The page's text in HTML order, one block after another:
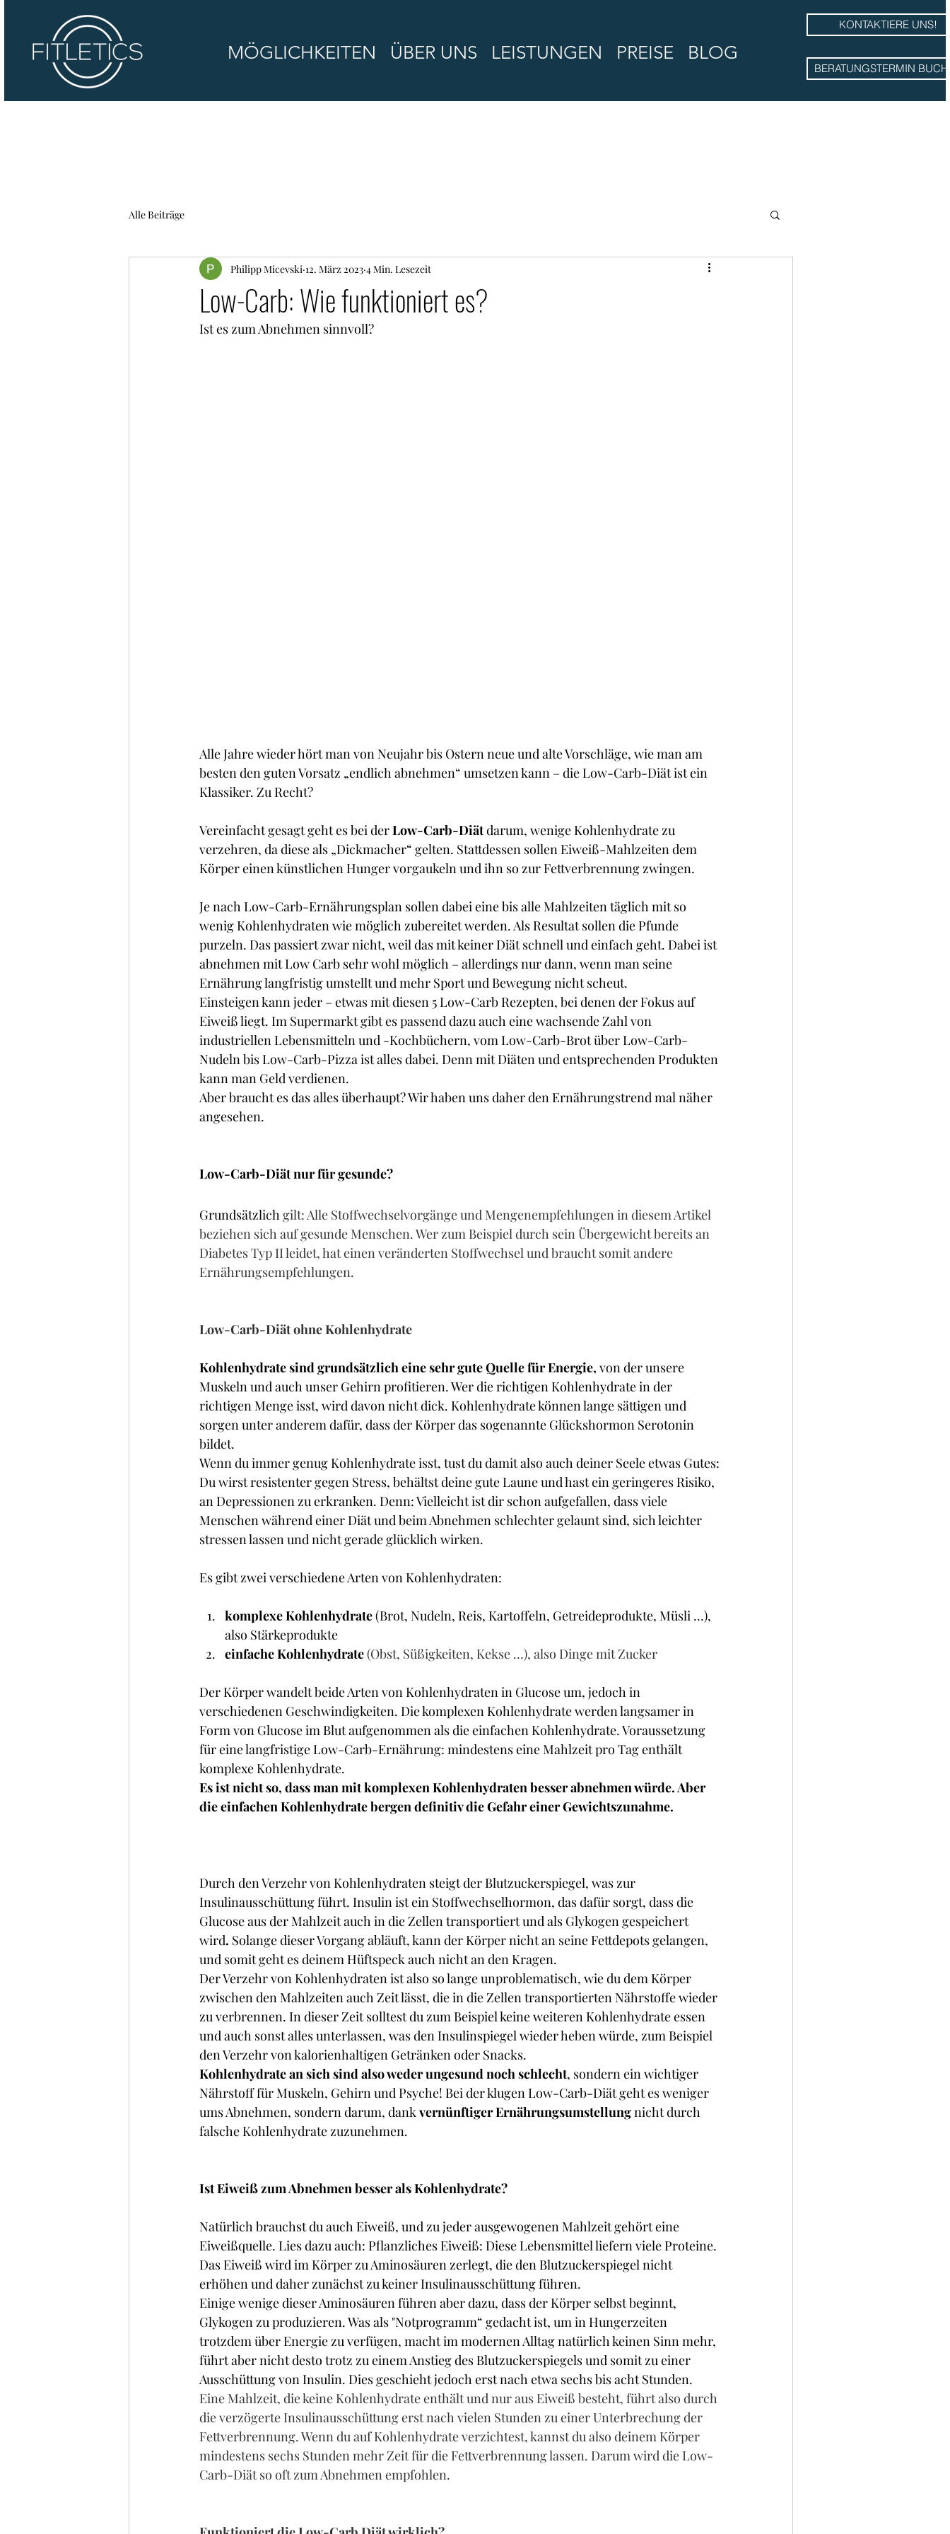
MÖGLICHKEITEN ÜBER UNS LEISTUNGEN PREISE BLOG
KONTAKTIERE UNS!
BERATUNGSTERMIN
Alle Beiträge
Low-Carb: Wie funktioniert es?
Philipp Micevski 12. März 2023 4 Min. Lesezeit
Ist es zum Abnehmen sinnvoll?
Alle Jahre wieder hört man von Neujahr bis Ostern neue und alte Vorschläge, wie man am
besten den guten Vorsatz „endlich abnehmen“ umsetzen kann – die Low-Carb-Diät ist ein
Klassiker. Zu Recht?
Vereinfacht gesagt geht es bei der Low-Carb-Diät darum, wenige Kohlenhydrate zu
verzehren, da diese als „Dickmacher“ gelten. Stattdessen sollen Eiweiß-Mahlzeiten dem
Körper einen künstlichen Hunger vorgaukeln und ihn so zur Fettverbrennung zwingen.
Je nach Low-Carb-Ernährungsplan sollen dabei eine bis alle Mahlzeiten täglich mit so
wenig Kohlenhydraten wie möglich zubereitet werden. Als Resultat sollen die Pfunde
purzeln. Das passiert zwar nicht, weil das mit keiner Diät schnell und einfach geht. Dabei ist
abnehmen mit Low Carb sehr wohl möglich – allerdings nur dann, wenn man seine
Ernährung langfristig umstellt und mehr Sport und Bewegung nicht scheut.
Einsteigen kann jeder – etwas mit diesen 5 Low-Carb Rezepten, bei denen der Fokus auf
Eiweiß liegt. Im Supermarkt gibt es passend dazu auch eine wachsende Zahl von
industriellen Lebensmitteln und -Kochbüchern, vom Low-Carb-Brot über Low-Carb-
Nudeln bis Low-Carb-Pizza ist alles dabei. Denn mit Diäten und entsprechenden Produkten
kann man Geld verdienen.
Aber braucht es das alles überhaupt? Wir haben uns daher den Ernährungstrend mal näher
angesehen.
Low-Carb-Diät nur für gesunde?
Grundsätzlich gilt: Alle Stoffwechselvorgänge und Mengenempfehlungen in diesem Artikel
beziehen sich auf gesunde Menschen. Wer zum Beispiel durch sein Übergewicht bereits an
Diabetes Typ II leidet, hat einen veränderten Stoffwechsel und braucht somit andere
Ernährungsempfehlungen.
Low-Carb-Diät ohne Kohlenhydrate
Kohlenhydrate sind grundsätzlich eine sehr gute Quelle für Energie, von der unsere
Muskeln und auch unser Gehirn profitieren. Wer die richtigen Kohlenhydrate in der
richtigen Menge isst, wird davon nicht dick. Kohlenhydrate können lange sättigen und
sorgen unter anderem dafür, dass der Körper das sogenannte Glückshormon Serotonin
bildet.
Wenn du immer genug Kohlenhydrate isst, tust du damit also auch deiner Seele etwas Gutes:
Du wirst resistenter gegen Stress, behältst deine gute Laune und hast ein geringeres Risiko,
an Depressionen zu erkranken. Denn: Vielleicht ist dir schon aufgefallen, dass viele
Menschen während einer Diät und beim Abnehmen schlechter gelaunt sind, sich leichter
stressen lassen und nicht gerade glücklich wirken.
Es gibt zwei verschiedene Arten von Kohlenhydraten:
komplexe Kohlenhydrate (Brot, Nudeln, Reis, Kartoffeln, Getreideprodukte, Müsli …),
also Stärkeprodukte
einfache Kohlenhydrate (Obst, Süßigkeiten, Kekse …), also Dinge mit Zucker
Der Körper wandelt beide Arten von Kohlenhydraten in Glucose um, jedoch in
verschiedenen Geschwindigkeiten. Die komplexen Kohlenhydrate werden langsamer in
Form von Glucose im Blut aufgenommen als die einfachen Kohlenhydrate. Voraussetzung
für eine langfristige Low-Carb-Ernährung: mindestens eine Mahlzeit pro Tag enthält
komplexe Kohlenhydrate.
Es ist nicht so, dass man mit komplexen Kohlenhydraten besser abnehmen würde. Aber
die einfachen Kohlenhydrate bergen definitiv die Gefahr einer Gewichtszunahme.
Durch den Verzehr von Kohlenhydraten steigt der Blutzuckerspiegel, was zur
Insulinausschüttung führt. Insulin ist ein Stoffwechselhormon, das dafür sorgt, dass die
Glucose aus der Mahlzeit auch in die Zellen transportiert und als Glykogen gespeichert
wird. Solange dieser Vorgang abläuft, kann der Körper nicht an seine Fettdepots gelangen,
und somit geht es deinem Hüftspeck auch nicht an den Kragen.
Der Verzehr von Kohlenhydraten ist also so lange unproblematisch, wie du dem Körper
zwischen den Mahlzeiten auch Zeit lässt, die in die Zellen transportierten Nährstoffe wieder
zu verbrennen. In dieser Zeit solltest du zum Beispiel keine weiteren Kohlenhydrate essen
und auch sonst alles unterlassen, was den Insulinspiegel wieder heben würde, zum Beispiel
den Verzehr von kalorienhaltigen Getränken oder Snacks.
Kohlenhydrate an sich sind also weder ungesund noch schlecht, sondern ein wichtiger
Nährstoff für Muskeln, Gehirn und Psyche! Bei der klugen Low-Carb-Diät geht es weniger
ums Abnehmen, sondern darum, dank vernünftiger Ernährungsumstellung nicht durch
falsche Kohlenhydrate zuzunehmen.
Ist Eiweiß zum Abnehmen besser als Kohlenhydrate?
Natürlich brauchst du auch Eiweiß, und zu jeder ausgewogenen Mahlzeit gehört eine
Eiweißquelle. Lies dazu auch: Pflanzliches Eiweiß: Diese Lebensmittel liefern viele Proteine.
Das Eiweiß wird im Körper zu Aminosäuren zerlegt, die den Blutzuckerspiegel nicht
erhöhen und daher zunächst zu keiner Insulinausschüttung führen.
Einige wenige dieser Aminosäuren führen aber dazu, dass der Körper selbst beginnt,
Glykogen zu produzieren. Was als "Notprogramm“ gedacht ist, um in Hungerzeiten
trotzdem über Energie zu verfügen, macht im modernen Alltag natürlich keinen Sinn mehr,
führt aber nicht desto trotz zu einem Anstieg des Blutzuckerspiegels und somit zu einer
Ausschüttung von Insulin. Dies geschieht jedoch erst nach etwa sechs bis acht Stunden.
Eine Mahlzeit, die keine Kohlenhydrate enthält und nur aus Eiweiß besteht, führt also durch
die verzögerte Insulinausschüttung erst nach vielen Stunden zu einer Unterbrechung der
Fettverbrennung. Wenn du auf Kohlenhydrate verzichtest, kannst du also deinem Körper
mindestens sechs Stunden mehr Zeit für die Fettverbrennung lassen. Darum wird die Low-
Carb-Diät so oft zum Abnehmen empfohlen.